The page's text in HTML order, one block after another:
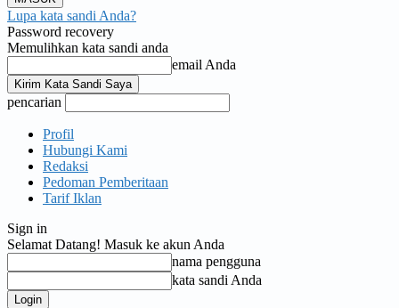
Lupa kata sandi Anda?
Password recovery
Memulihkan kata sandi anda
email Anda
pencarian
Profil
Hubungi Kami
Redaksi
Pedoman Pemberitaan
Tarif Iklan
Sign in
Selamat Datang! Masuk ke akun Anda
nama pengguna
kata sandi Anda